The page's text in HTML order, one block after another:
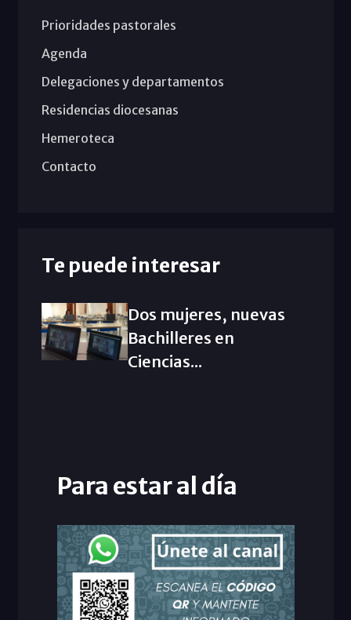
Prioridades pastorales
Agenda
Delegaciones y departamentos
Residencias diocesanas
Hemeroteca
Contacto
Te puede interesar
Dos mujeres, nuevas
Bachilleres en
Ciencias...
Para estar al día